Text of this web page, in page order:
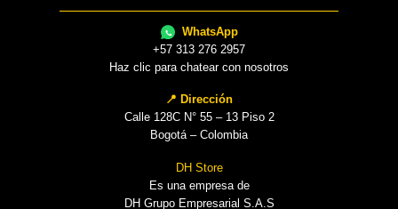
WhatsApp
+57 313 276 2957
Haz clic para chatear con nosotros
📍 Dirección
Calle 128C N° 55 – 13 Piso 2
Bogotá – Colombia
DH Store
Es una empresa de
DH Grupo Empresarial S.A.S